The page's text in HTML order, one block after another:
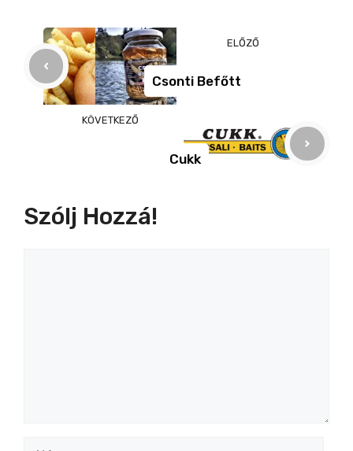
b
o
o
k
n
g
er
ELŐZŐ
Csonti Befőtt
KÖVETKEZŐ
Cukk
Szólj Hozzá!